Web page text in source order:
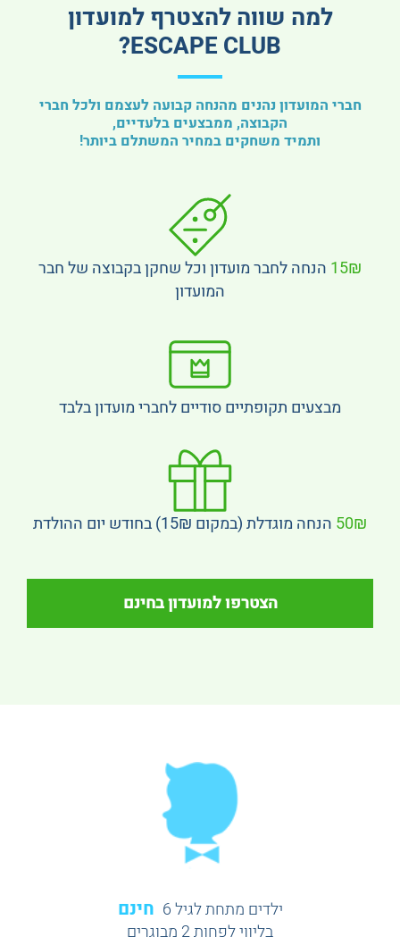
למה שווה להצטרף למועדון
ESCAPE CLUB?
חברי המועדון נהנים מהנחה קבועה לעצמם ולכל חברי
הקבוצה, ממבצעים בלעדיים,
ותמיד משחקים במחיר המשתלם ביותר!
15₪ הנחה לחבר מועדון וכל שחקן בקבוצה של חבר
המועדון
מבצעים תקופתיים סודיים לחברי מועדון בלבד
50₪ הנחה מוגדלת (במקום 15₪) בחודש יום ההולדת
הצטרפו למועדון בחינם
ילדים מתחת לגיל 6 חינם
בליווי לפחות 2 מבוגרים